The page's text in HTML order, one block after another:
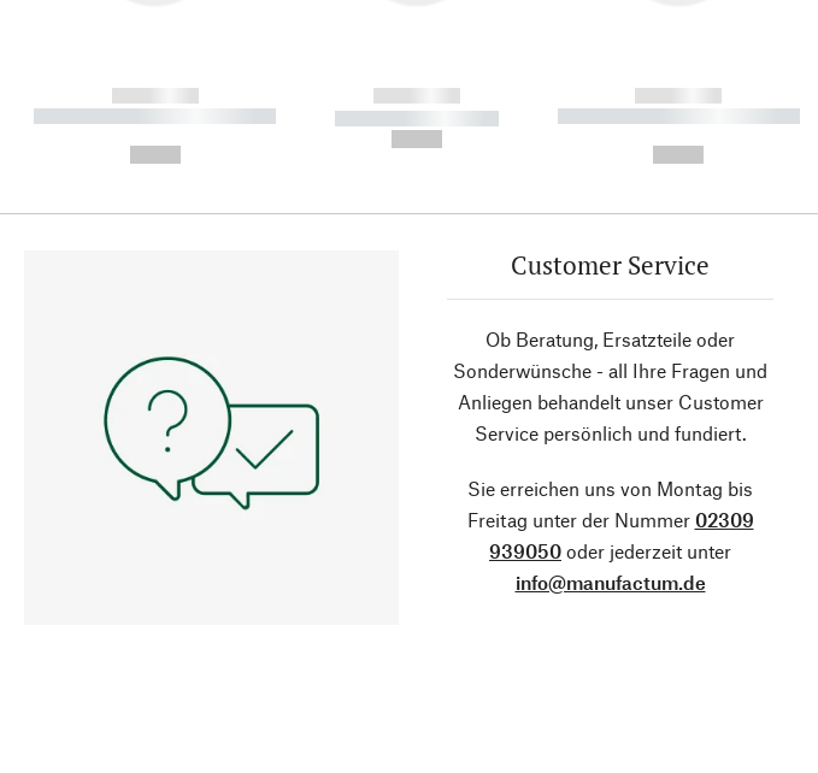
------------
----------- ----------- ----------
------------
----------- -----------
------------
----------- ----------- ----------
Customer Service
Ob Beratung, Ersatzteile oder
Sonderwünsche - all Ihre Fragen und
Anliegen behandelt unser Customer
Service persönlich und fundiert.
Sie erreichen uns von Montag bis
Freitag unter der Nummer 02309
939050 oder jederzeit unter
info@manufactum.de